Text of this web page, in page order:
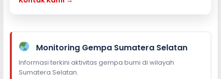
Monitoring Gempa Sumatera Selatan
Informasi terkini aktivitas gempa bumi di wilayah
Sumatera Selatan.